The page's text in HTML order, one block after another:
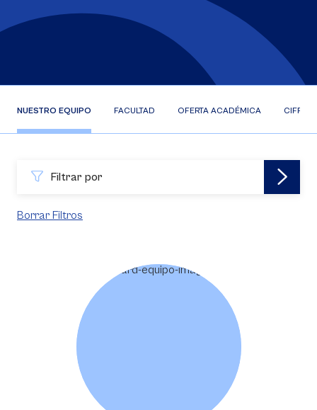
NUESTRO EQUIPO FACULTAD OFERTA ACADÉMICA CIFRAS
Filtrar por
Borrar Filtros